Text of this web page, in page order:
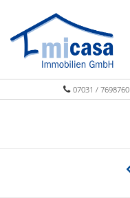
07031 / 7698760